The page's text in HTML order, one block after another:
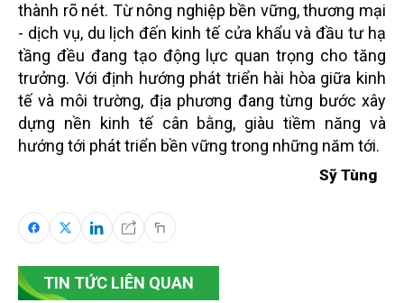
thành rõ nét. Từ nông nghiệp bền vững, thương mại
- dịch vụ, du lịch đến kinh tế cửa khẩu và đầu tư hạ
tầng đều đang tạo động lực quan trọng cho tăng
trưởng. Với định hướng phát triển hài hòa giữa kinh
tế và môi trường, địa phương đang từng bước xây
dựng nền kinh tế cân bằng, giàu tiềm năng và
hướng tới phát triển bền vững trong những năm tới.
Sỹ Tùng
TIN TỨC LIÊN QUAN